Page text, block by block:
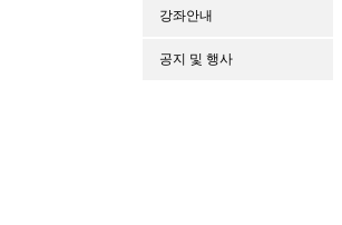
강좌안내
공지 및 행사